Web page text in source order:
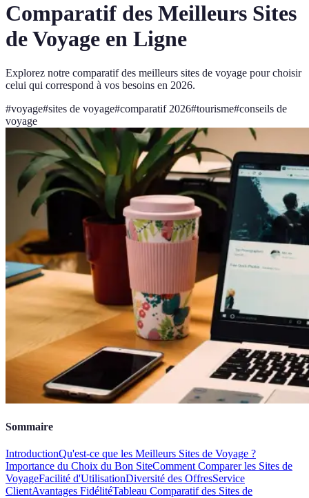
Comparatif des Meilleurs Sites
de Voyage en Ligne
Explorez notre comparatif des meilleurs sites de voyage pour choisir
celui qui correspond à vos besoins en 2026.
#voyage#sites de voyage#comparatif 2026#tourisme#conseils de
voyage
Sommaire
IntroductionQu'est-ce que les Meilleurs Sites de Voyage ?
Importance du Choix du Bon SiteComment Comparer les Sites de
VoyageFacilité d'UtilisationDiversité des OffresService
ClientAvantages FidélitéTableau Comparatif des Sites de